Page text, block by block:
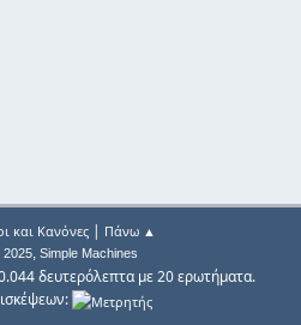
και Κανόνες| Πάνω ▲
2025, Simple Machines
δευτερόλεπτα με 20 ερωτήματα.